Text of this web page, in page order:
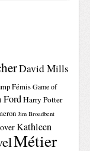
David Mills
Fémis Game of
FordHarry Potter
Jim Broadbent
Kathleen
Métier